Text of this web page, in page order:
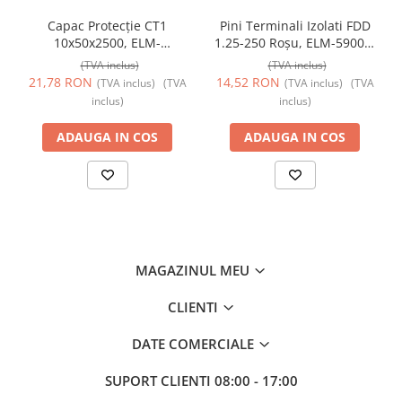
Capac Protecție CT1
10x50x2500, ELM-
56050825C, Elmark
(TVA inclus)
21,78 RON (TVA inclus) (TVA
inclus)
ADAUGA IN COS
Pini Terminali Izolati FDD
1.25-250 Roșu, ELM-59006,
Elmark
(TVA inclus)
14,52 RON (TVA inclus) (TVA
inclus)
ADAUGA IN COS
MAGAZINUL MEU
CLIENTI
DATE COMERCIALE
SUPORT CLIENTI 08:00 - 17:00